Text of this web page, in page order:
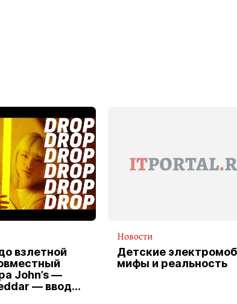
взлетной
John’s —
— вводит
Новости
Детские
мифы и реальность